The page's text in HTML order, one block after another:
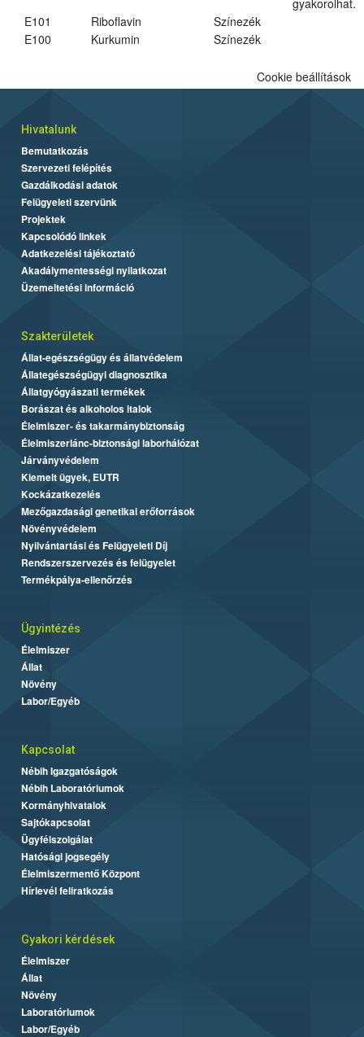
E101
Riboflavin
Színezék
E100
Kurkumin Színezék
Cookie beállítások
Hivatalunk
Bemutatkozás
Szervezeti felépítés
Gazdálkodási adatok
Felügyeleti szervünk
Projektek
Kapcsolódó linkek
Adatkezelési tájékoztató
Akadálymentességi nyilatkozat
Üzemeltetési információ
Szakterületek
Állat-egészségügy és állatvédelem
Állategészségügyi diagnosztika
Állatgyógyászati termékek
Borászat és alkoholos italok
Élelmiszer- és takarmánybiztonság
Élelmiszerlánc-biztonsági laborhálózat
Járványvédelem
Kiemelt ügyek, EUTR
Kockázatkezelés
Mezőgazdasági genetikai erőforrások
Növényvédelem
Nyilvántartási és Felügyeleti Díj
Rendszerszervezés és felügyelet
Termékpálya-ellenőrzés
Ügyintézés
Élelmiszer
Állat
Növény
Labor/Egyéb
Kapcsolat
Nébih Igazgatóságok
Nébih Laboratóriumok
Kormányhivatalok
Sajtókapcsolat
Ügyfélszolgálat
Hatósági jogsegély
Élelmiszermentő Központ
Hírlevél feliratkozás
Gyakori kérdések
Élelmiszer
Állat
Növény
Laboratóriumok
Labor/Egyéb